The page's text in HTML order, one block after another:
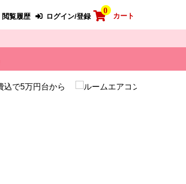
閲覧履歴 ログイン/登録
0
カート